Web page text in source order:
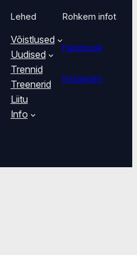
Lehed
Võistlused
Uudised
Trennid
Treenerid
Liitu
Info
Rohkem infot
Facebook
Instagram